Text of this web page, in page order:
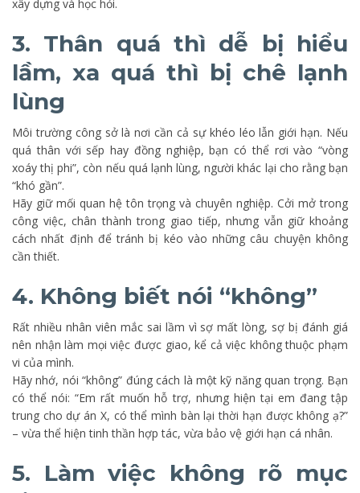
xây dựng và học hỏi.
3. Thân quá thì dễ bị hiểu
lầm, xa quá thì bị chê lạnh
lùng
Môi trường công sở là nơi cần cả sự khéo léo lẫn giới hạn. Nếu
quá thân với sếp hay đồng nghiệp, bạn có thể rơi vào “vòng
xoáy thị phi”, còn nếu quá lạnh lùng, người khác lại cho rằng bạn
“khó gần”.
Hãy giữ mối quan hệ tôn trọng và chuyên nghiệp. Cởi mở trong
công việc, chân thành trong giao tiếp, nhưng vẫn giữ khoảng
cách nhất định để tránh bị kéo vào những câu chuyện không
cần thiết.
4. Không biết nói “không”
Rất nhiều nhân viên mắc sai lầm vì sợ mất lòng, sợ bị đánh giá
nên nhận làm mọi việc được giao, kể cả việc không thuộc phạm
vi của mình.
Hãy nhớ, nói “không” đúng cách là một kỹ năng quan trọng. Bạn
có thể nói: “Em rất muốn hỗ trợ, nhưng hiện tại em đang tập
trung cho dự án X, có thể mình bàn lại thời hạn được không ạ?”
– vừa thể hiện tinh thần hợp tác, vừa bảo vệ giới hạn cá nhân.
5. Làm việc không rõ mục